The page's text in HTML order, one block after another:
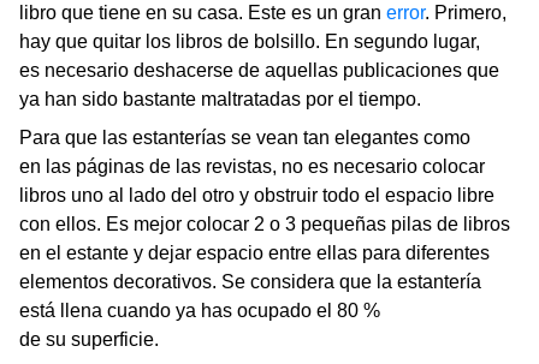
libro que tiene en su casa. Este es un gran error. Primero,
hay que quitar los libros de bolsillo. En segundo lugar,
es necesario deshacerse de aquellas publicaciones que
ya han sido bastante maltratadas por el tiempo.
Para que las estanterías se vean tan elegantes como
en las páginas de las revistas, no es necesario colocar
libros uno al lado del otro y obstruir todo el espacio libre
con ellos. Es mejor colocar 2 o 3 pequeñas pilas de libros
en el estante y dejar espacio entre ellas para diferentes
elementos decorativos. Se considera que la estantería
está llena cuando ya has ocupado el 80 %
de su superficie.